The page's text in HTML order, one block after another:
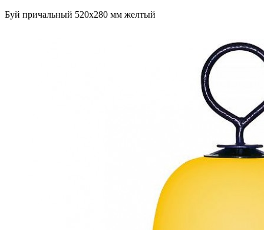
Буй причальный 520х280 мм желтый